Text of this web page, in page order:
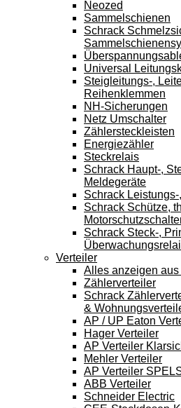
Neozed
Sammelschienen
Schrack
Universal
Steigleitungs-,
Reihenklemmen
NH-Sicherungen
Netz Umschalter
Zählersteckleisten
Energiezähler
Steckrelais
Schrack Haupt-,
Meldegeräte
Schrack
Schrack Schütze,
Schrack Steck-,
Verteiler
Alles anzeigen aus
Zählerverteiler
Schrack
&
AP / UP Eaton
Hager Verteiler
AP Verteiler
Mehler Verteiler
AP Verteiler
ABB Verteiler
Schneider Electric